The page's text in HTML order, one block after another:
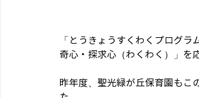
「とうきょうすくわくプログ
奇心・探求心（わくわく）」を
昨年度、聖光緑が丘保育園もこ